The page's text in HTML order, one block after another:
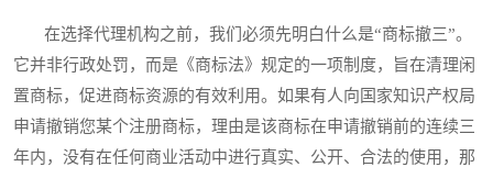
在选择代理机构之前，我们必须先明白什么是“商标撤三”。
它并非行政处罚，而是《商标法》规定的一项制度，旨在清理闲
置商标，促进商标资源的有效利用。如果有人向国家知识产权局
申请撤销您某个注册商标，理由是该商标在申请撤销前的连续三
年内，没有在任何商业活动中进行真实、公开、合法的使用，那